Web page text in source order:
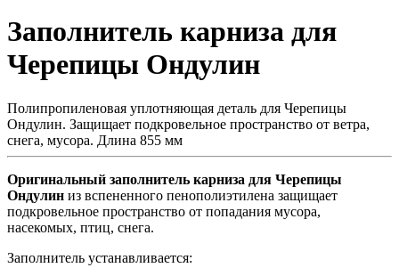
Заполнитель карниза для
Черепицы Ондулин
Полипропиленовая уплотняющая деталь для Черепицы
Ондулин. Защищает подкровельное пространство от ветра,
снега, мусора. Длина 855 мм
Оригинальный заполнитель карниза для Черепицы
Ондулин из вспененного пенополиэтилена защищает
подкровельное пространство от попадания мусора,
насекомых, птиц, снега.
Заполнитель устанавливается: